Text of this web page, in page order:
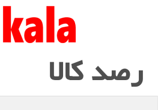
رصد كالا